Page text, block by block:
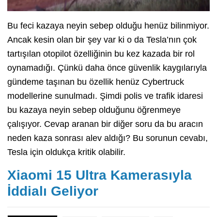
Bu feci kazaya neyin sebep olduğu henüz bilinmiyor.
Ancak kesin olan bir şey var ki o da Tesla’nın çok
tartışılan otopilot özelliğinin bu kez kazada bir rol
oynamadığı. Çünkü daha önce güvenlik kaygılarıyla
gündeme taşınan bu özellik henüz Cybertruck
modellerine sunulmadı. Şimdi polis ve trafik idaresi
bu kazaya neyin sebep olduğunu öğrenmeye
çalışıyor. Cevap aranan bir diğer soru da bu aracın
neden kaza sonrası alev aldığı? Bu sorunun cevabı,
Tesla için oldukça kritik olabilir.
Xiaomi 15 Ultra Kamerasıyla
İddialı Geliyor